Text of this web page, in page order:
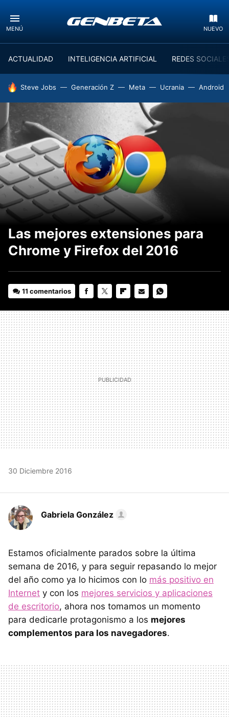
MENÚ NUEVO
ACTUALIDAD INTELIGENCIA ARTIFICIAL REDES
HOY SE HABLA DE
Steve Jobs Generación Z Meta Ucrania Android
Las mejores extensiones para
Chrome y Firefox del 2016
11 comentarios
MAIL
30 Diciembre 2016
Gabriela González
Estamos oficialmente parados sobre la última
semana de 2016, y para seguir repasando lo mejor
del año como ya lo hicimos con lo más positivo en
Internet y con los mejores servicios y aplicaciones
de escritorio, ahora nos tomamos un momento
para dedicarle protagonismo a los mejores
complementos para los navegadores.